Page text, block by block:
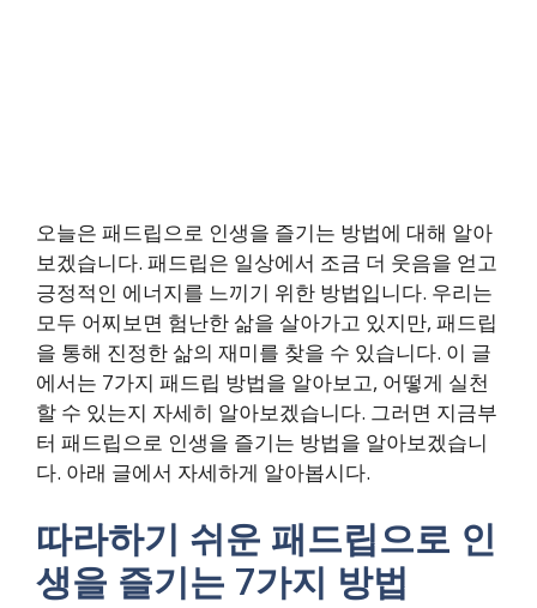
오늘은 패드립으로 인생을 즐기는 방법에 대해 알아
보겠습니다. 패드립은 일상에서 조금 더 웃음을 얻고
긍정적인 에너지를 느끼기 위한 방법입니다. 우리는
모두 어찌보면 험난한 삶을 살아가고 있지만, 패드립
을 통해 진정한 삶의 재미를 찾을 수 있습니다. 이 글
에서는 7가지 패드립 방법을 알아보고, 어떻게 실천
할 수 있는지 자세히 알아보겠습니다. 그러면 지금부
터 패드립으로 인생을 즐기는 방법을 알아보겠습니
다. 아래 글에서 자세하게 알아봅시다.
따라하기 쉬운 패드립으로 인
생을 즐기는 7가지 방법